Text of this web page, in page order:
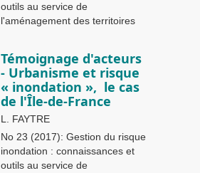
outils au service de
l'aménagement des territoires
Témoignage d'acteurs
- Urbanisme et risque
« inondation », le cas
de l'Île-de-France
L. FAYTRE
No 23 (2017): Gestion du risque
inondation : connaissances et
outils au service de